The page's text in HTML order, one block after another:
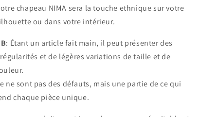
chapeau NIMA sera la touche ethnique sur votre
ou dans votre intérieur.
: Étant un article fait main, il peut présenter des
et de légères variations de taille et de
ne sont pas des défauts, mais une partie de ce qui
chaque pièce unique.